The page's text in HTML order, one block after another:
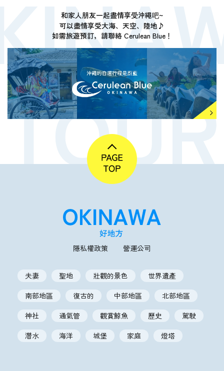
和家人朋友一起盡情享受沖繩吧~
可以盡情享受大海、天空、陸地♪
如需旅遊預訂，請聯絡 Cerulean Blue！
隱私權政策 營運公司
夫妻 聖地 壯觀的景色
世界遺產
南部地區
復古的 中部地區
北部地區
神社
通氣管 觀賞鯨魚 歷史
駕駛
潛水
海洋 城堡 家庭 燈塔